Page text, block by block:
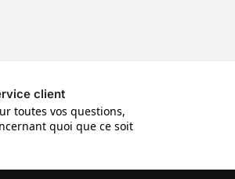
client
toutes vos questions,
quoi que ce soit